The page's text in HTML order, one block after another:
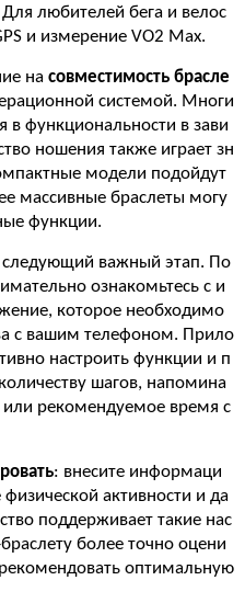
любителей бега и велос
и измерение VO2 Max.
на совместимость брасле
системой. Многи
в функциональности в зави
ношения также играет зн
модели подойдут
массивные браслеты могу
функции.
следующий важный этап. По
ознакомьтесь с и
которое необходимо
с вашим телефоном. Прило
настроить функции и п
шагов, напомина
или рекомендуемое время с
: внесите информаци
активности и да
поддерживает такие нас
более точно оцени
оптимальную